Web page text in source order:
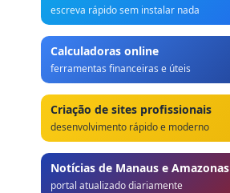
escreva rápido sem instalar nada
Calculadoras online
ferramentas financeiras e úteis
Criação de sites profissionais
desenvolvimento rápido e moderno
Notícias de Manaus e Amazonas
portal atualizado diariamente